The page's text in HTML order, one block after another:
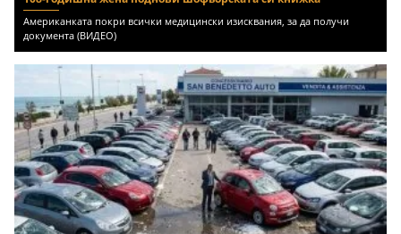
Американката покри всички медицински изисквания, за да получи
документа (ВИДЕО)